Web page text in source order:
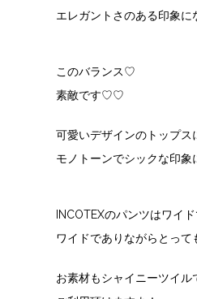
エレガントさのある印象に
このバランス♡
素敵です♡♡
可愛いデザインのトップス
モノトーンでシックな印
INCOTEXのパンツはワイ
ワイドでありながらとって
お素材もシャイニーツイ